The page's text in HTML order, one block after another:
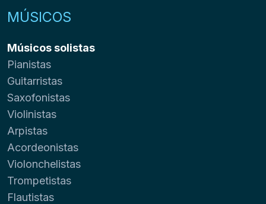
MÚSICOS
Músicos solistas
Pianistas
Guitarristas
Saxofonistas
Violinistas
Arpistas
Acordeonistas
Violonchelistas
Trompetistas
Flautistas